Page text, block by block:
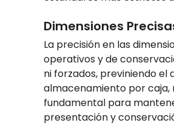
Dimensiones
La precisión en las
operativos y de
ni forzados, previniendo
almacenamiento por caja,
fundamental para
presentación y